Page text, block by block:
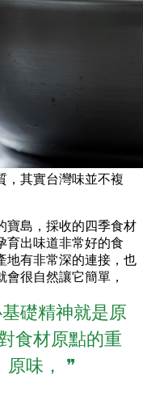
，其實台灣味並不複
寶島，採收的四季食材
育出味道非常好的食
地有非常深的連接，也
很自然讓它簡單，
礎精神就是原
食材原點的重
原味， ❞